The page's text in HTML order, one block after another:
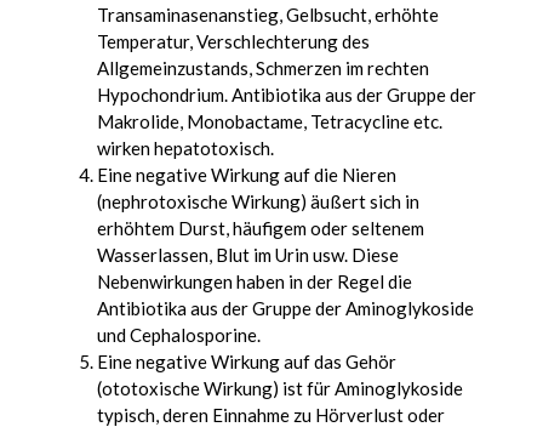
Transaminasenanstieg, Gelbsucht, erhöhte
Temperatur, Verschlechterung des
Allgemeinzustands, Schmerzen im rechten
Hypochondrium. Antibiotika aus der Gruppe der
Makrolide, Monobactame, Tetracycline etc.
wirken hepatotoxisch.
Eine negative Wirkung auf die Nieren
(nephrotoxische Wirkung) äußert sich in
erhöhtem Durst, häufigem oder seltenem
Wasserlassen, Blut im Urin usw. Diese
Nebenwirkungen haben in der Regel die
Antibiotika aus der Gruppe der Aminoglykoside
und Cephalosporine.
Eine negative Wirkung auf das Gehör
(ototoxische Wirkung) ist für Aminoglykoside
typisch, deren Einnahme zu Hörverlust oder